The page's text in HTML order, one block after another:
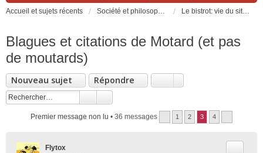
Accueil et sujets récents Société et philosophie. Sciences et technologies. Santé et prévention. Le bistrot: vie du site, loisirs et détente, humour et convivialité et Petites Annonces
Blagues et citations de Motard (et pas
de moutards)
Nouveau sujet Répondre
Premier message non lu • 36 messages 1 2 3 4
Flytox